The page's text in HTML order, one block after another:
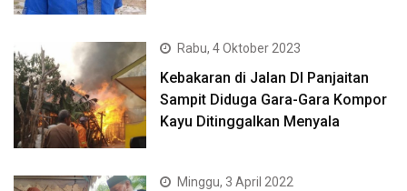
Rabu, 4 Oktober 2023
Kebakaran di Jalan DI Panjaitan
Sampit Diduga Gara-Gara Kompor
Kayu Ditinggalkan Menyala
Minggu, 3 April 2022